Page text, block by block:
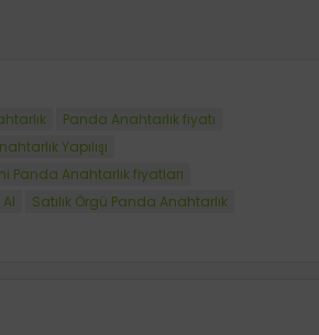
Panda Anahtarlık fiyatı
Yapılışı
Panda Anahtarlık fiyatları
Satılık Örgü Panda Anahtarlık